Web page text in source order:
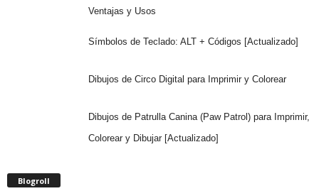
Ventajas y Usos
Símbolos de Teclado: ALT + Códigos [Actualizado]
Dibujos de Circo Digital para Imprimir y Colorear
Dibujos de Patrulla Canina (Paw Patrol) para Imprimir,
Colorear y Dibujar [Actualizado]
Blogroll